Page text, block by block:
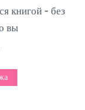
книгой - без
вы